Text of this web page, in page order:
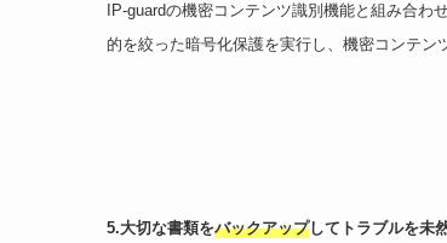
IP-guardの機密コンテンツ識別機能と組み合
的を絞った暗号化保護を実行し、機密コンテン
5.大切な書類をバックアップしてトラブルを未